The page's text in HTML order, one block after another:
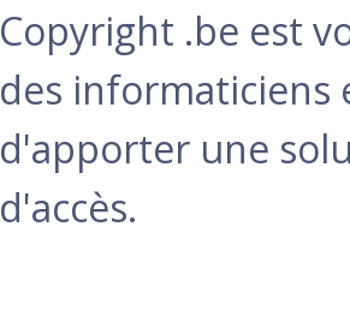
Copyright .be est
des informaticiens
d'apporter une
d'accès.